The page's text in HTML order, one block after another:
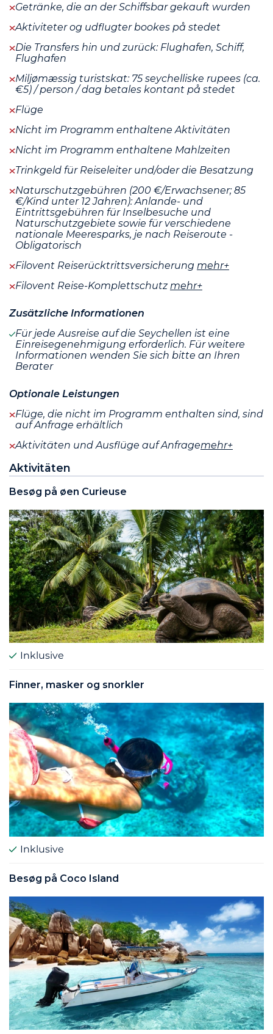
Getränke, die an der Schiffsbar gekauft wurden
Aktiviteter og udflugter bookes på stedet
Die Transfers hin und zurück: Flughafen, Schiff,
Flughafen
Miljømæssig turistskat: 75 seychelliske rupees (ca.
€5) / person / dag betales kontant på stedet
Flüge
Nicht im Programm enthaltene Aktivitäten
Nicht im Programm enthaltene Mahlzeiten
Trinkgeld für Reiseleiter und/oder die Besatzung
Naturschutzgebühren (200 €/Erwachsener; 85
€/Kind unter 12 Jahren): Anlande- und
Eintrittsgebühren für Inselbesuche und
Naturschutzgebiete sowie für verschiedene
nationale Meeresparks, je nach Reiseroute -
Obligatorisch
Filovent Reiserücktrittsversicherung mehr+
Filovent Reise-Komplettschutzmehr+
Zusätzliche Informationen
Für jede Ausreise auf die Seychellen ist eine
Einreisegenehmigung erforderlich. Für weitere
Informationen wenden Sie sich bitte an Ihren
Berater
Optionale Leistungen
Flüge, die nicht im Programm enthalten sind, sind
auf Anfrage erhältlich
Aktivitäten und Ausflüge auf Anfragemehr+
Aktivitäten
Besøg på øen Curieuse
Inklusive
Finner, masker og snorkler
Inklusive
Besøg på Coco Island